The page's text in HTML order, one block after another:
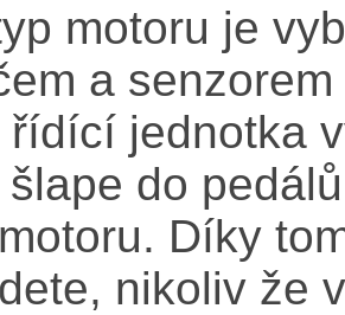
motoru je
a
řídící jednotka
do
Díky
nikoliv že